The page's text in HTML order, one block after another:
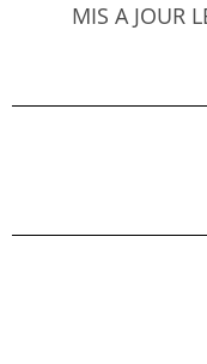
MIS A JOUR